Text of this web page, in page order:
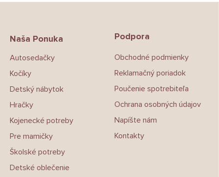
Naša Ponuka
Autosedačky
Kočíky
Detský nábytok
Hračky
Kojenecké potreby
Pre mamičky
Školské potreby
Detské oblečenie
Podpora
Obchodné podmienky
Reklamačný poriadok
Poučenie spotrebiteľa
Ochrana osobných údajov
Napíšte nám
Kontakty